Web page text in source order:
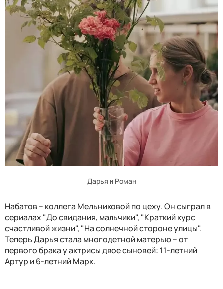
Дарья и Роман
Набатов – коллега Мельниковой по цеху. Он сыграл в
сериалах "До свидания, мальчики", "Краткий курс
счастливой жизни", "На солнечной стороне улицы".
Теперь Дарья стала многодетной матерью – от
первого брака у актрисы двое сыновей: 11-летний
Артур и 6-летний Марк.